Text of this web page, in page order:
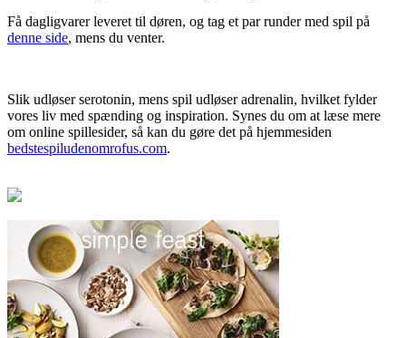
Få dagligvarer leveret til døren, og tag et par runder med spil på
denne side, mens du venter.
Slik udløser serotonin, mens spil udløser adrenalin, hvilket fylder
vores liv med spænding og inspiration. Synes du om at læse mere
om online spillesider, så kan du gøre det på hjemmesiden
bedstespiludenomrofus.com.